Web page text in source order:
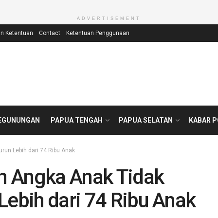
ADVERTISEMENT
Ketentuan Contact Ketentuan Penggunaan
PAPUA TENGAH PAPUA SELATAN KABAR
Lebih dari 74 Ribu Anak
Angka Anak Tidak
dari 74 Ribu Anak